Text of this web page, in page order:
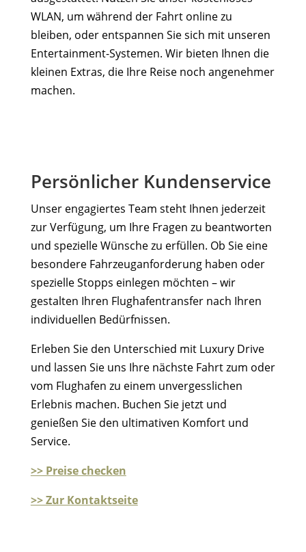
WLAN, um während der Fahrt online zu
bleiben, oder entspannen Sie sich mit unseren
Entertainment-Systemen. Wir bieten Ihnen die
kleinen Extras, die Ihre Reise noch angenehmer
machen.
Persönlicher Kundenservice
Unser engagiertes Team steht Ihnen jederzeit
zur Verfügung, um Ihre Fragen zu beantworten
und spezielle Wünsche zu erfüllen. Ob Sie eine
besondere Fahrzeuganforderung haben oder
spezielle Stopps einlegen möchten – wir
gestalten Ihren Flughafentransfer nach Ihren
individuellen Bedürfnissen.
Erleben Sie den Unterschied mit Luxury Drive
und lassen Sie uns Ihre nächste Fahrt zum oder
vom Flughafen zu einem unvergesslichen
Erlebnis machen. Buchen Sie jetzt und
genießen Sie den ultimativen Komfort und
Service.
>> Preise checken
>> Zur Kontaktseite